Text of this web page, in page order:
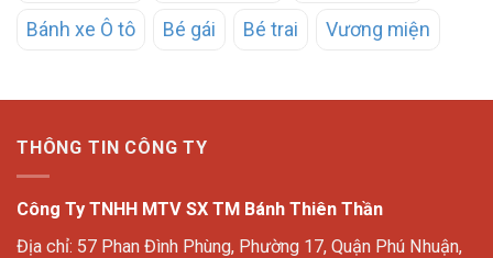
Bánh xe Ô tô Bé gái Bé trai Vương miện
THÔNG TIN CÔNG TY
Công Ty TNHH MTV SX TM Bánh Thiên Thần
Địa chỉ: 57 Phan Đình Phùng, Phường 17, Quận Phú Nhuận,